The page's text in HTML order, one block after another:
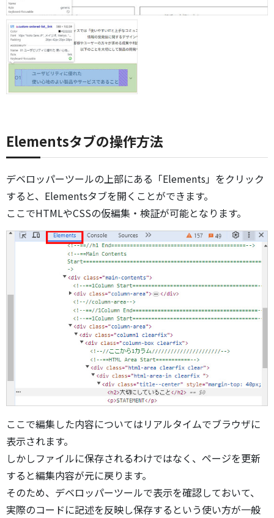
Elementsタブの操作方法
デベロッパーツールの上部にある「Elements」をクリック
すると、Elementsタブを開くことができます。
ここでHTMLやCSSの仮編集・検証が可能となります。
ここで編集した内容についてはリアルタイムでブラウザに
表示されます。
しかしファイルに保存されるわけではなく、ページを更新
すると編集内容が元に戻ります。
そのため、デベロッパーツールで表示を確認しておいて、
実際のコードに記述を反映し保存するという使い方が一般